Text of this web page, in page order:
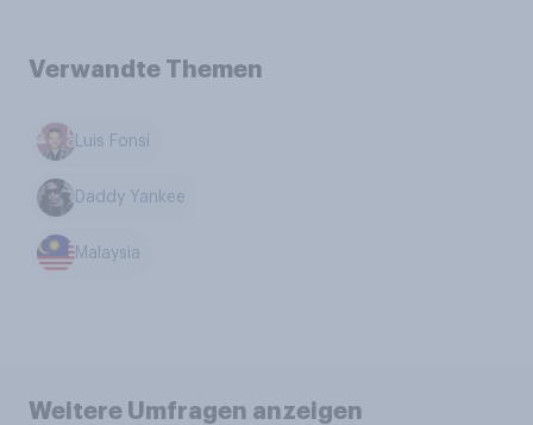
Verwandte Themen
Luis Fonsi
Daddy Yankee
Malaysia
Weitere Umfragen anzeigen